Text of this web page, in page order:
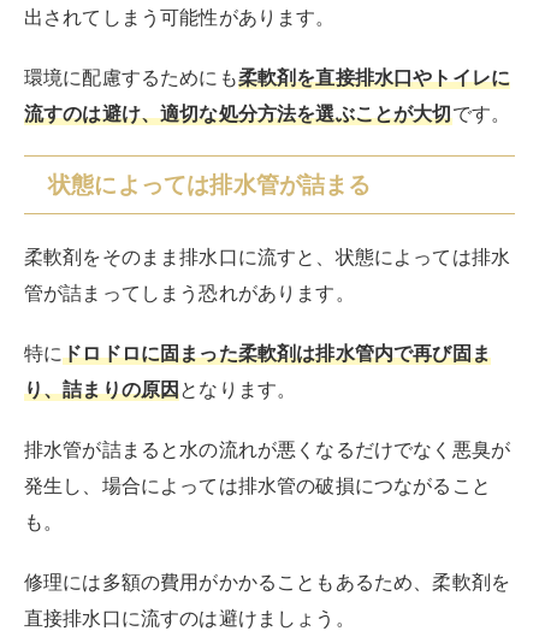
出されてしまう可能性があります。
環境に配慮するためにも柔軟剤を直接排水口やトイレに
流すのは避け、適切な処分方法を選ぶことが大切です。
状態によっては排水管が詰まる
柔軟剤をそのまま排水口に流すと、状態によっては排水
管が詰まってしまう恐れがあります。
特にドロドロに固まった柔軟剤は排水管内で再び固ま
り、詰まりの原因となります。
排水管が詰まると水の流れが悪くなるだけでなく悪臭が
発生し、場合によっては排水管の破損につながること
も。
修理には多額の費用がかかることもあるため、柔軟剤を
直接排水口に流すのは避けましょう。